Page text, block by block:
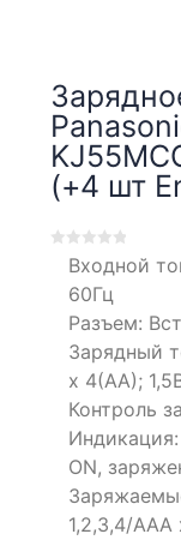
(+4 шт
based
customer
Входной
60Гц
Разъем:
Зарядный
x 4(AA);
Контроль
ON,
1,2,3,4/AAA